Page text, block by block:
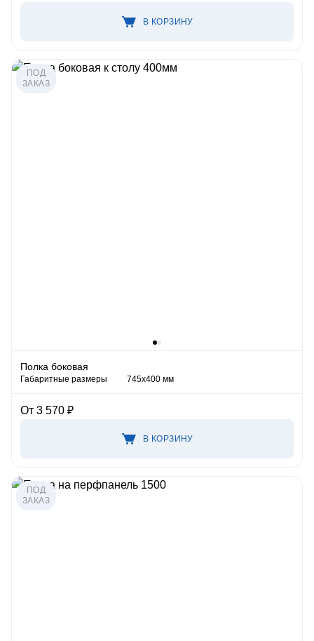
В КОРЗИНУ
Полка боковая
Габаритные размеры 745х400 мм
От 3 570 ₽
В КОРЗИНУ
ПОД
ЗАКАЗ
ПОД
ЗАКАЗ